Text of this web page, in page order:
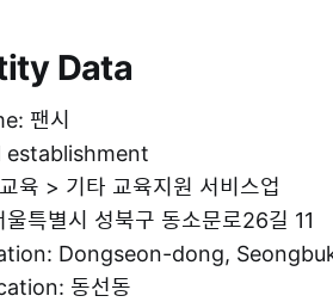
Data
팬시
establishment
육 > 기타 교육지원 서비스업
특별시 성북구 동소문로26길 11
Dongseon-dong,
동선동